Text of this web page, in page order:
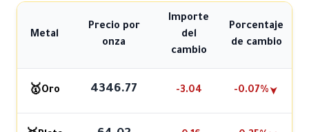
Metal
Precio por
onza
Importe
del
cambio
Porcentaje
de cambio
🥇Oro 4346.77 -3.04 -0.07%➤